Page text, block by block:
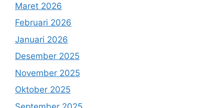
Maret 2026
Februari 2026
Januari 2026
Desember 2025
November 2025
Oktober 2025